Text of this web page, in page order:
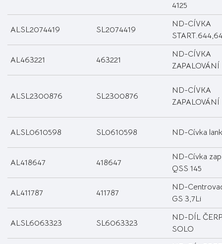
4125
ALSL2074419 SL2074419
ND-CÍVKA
AL463221 463221
ND-CÍVKA
ZAPALOVÁNÍ
ALSL2300876 SL2300876
ND-CÍVKA
ALSL0610598 SL0610598 ND-Cívka
AL418647 418647
ND-Cívka
QSS 145
AL411787 411787
ND-
GS 3,7Li
ALSL6063323 SL6063323
ND-DÍL
SOLO